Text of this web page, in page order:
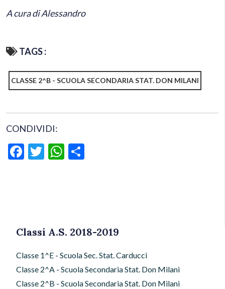
A cura di Alessandro
TAGS :
CLASSE 2^B - SCUOLA SECONDARIA STAT. DON MILANI
CONDIVIDI:
Facebook
TwitterWhatsApp
Classi A.S. 2018-2019
Classe 1^E - Scuola Sec. Stat. Carducci
Classe 2^A - Scuola Secondaria Stat. Don Milani
Classe 2^B - Scuola Secondaria Stat. Don Milani